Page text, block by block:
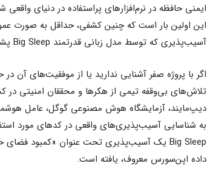
ایمنی حافظه در نرم‌افزارهای پراستفاده در دنیای
این اولین بار است که چنین کشفی، حداقل به صورت
آسیب‌پذیری که توسط مدل زبانی قدرتمند Big Sleep پشتیبانی می‌شود، به این موفقیت دست یافته است.
اگر با پروژه صفر آشنایی ندارید یا از موفقیت‌های آن
تلاش‌های بی‌وقفه تیمی از هکرها و محققان امنیتی در
به شناسایی آسیب‌پذیری‌های واقعی در کدهای مورد
داده اپن‌سورس معروف، یافته است.